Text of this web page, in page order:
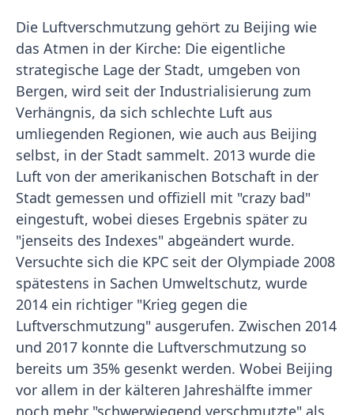
Die Luftverschmutzung gehört zu Beijing wie
das Atmen in der Kirche: Die eigentliche
strategische Lage der Stadt, umgeben von
Bergen, wird seit der Industrialisierung zum
Verhängnis, da sich schlechte Luft aus
umliegenden Regionen, wie auch aus Beijing
selbst, in der Stadt sammelt. 2013 wurde die
Luft von der amerikanischen Botschaft in der
Stadt gemessen und offiziell mit "crazy bad"
eingestuft, wobei dieses Ergebnis später zu
"jenseits des Indexes" abgeändert wurde.
Versuchte sich die KPC seit der Olympiade 2008
spätestens in Sachen Umweltschutz, wurde
2014 ein richtiger "Krieg gegen die
Luftverschmutzung" ausgerufen. Zwischen 2014
und 2017 konnte die Luftverschmutzung so
bereits um 35% gesenkt werden. Wobei Beijing
vor allem in der kälteren Jahreshälfte immer
noch mehr "schwerwiegend verschmutzte" als